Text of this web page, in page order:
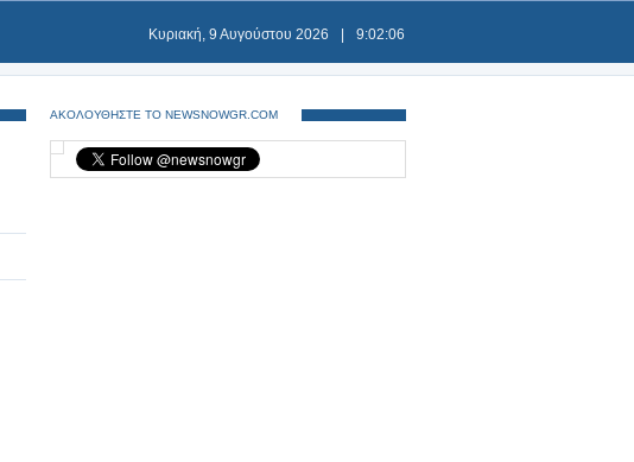
Κυριακή, 9 Αυγούστου 2026 9:02:06
ΑΚΟΛΟΥΘΗΣΤΕ ΤΟ NEWSNOWGR.COM